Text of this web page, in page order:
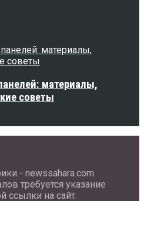
материалы,
советы
- newssahara.com.
требуется указание
ссылки на сайт.